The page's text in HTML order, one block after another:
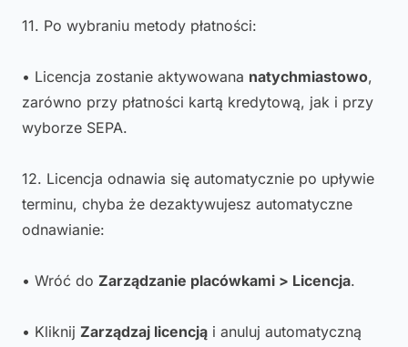
11. Po wybraniu metody płatności:
• Licencja zostanie aktywowana natychmiastowo,
zarówno przy płatności kartą kredytową, jak i przy
wyborze SEPA.
12. Licencja odnawia się automatycznie po upływie
terminu, chyba że dezaktywujesz automatyczne
odnawianie:
• Wróć do Zarządzanie placówkami > Licencja.
• Kliknij Zarządzaj licencją i anuluj automatyczną